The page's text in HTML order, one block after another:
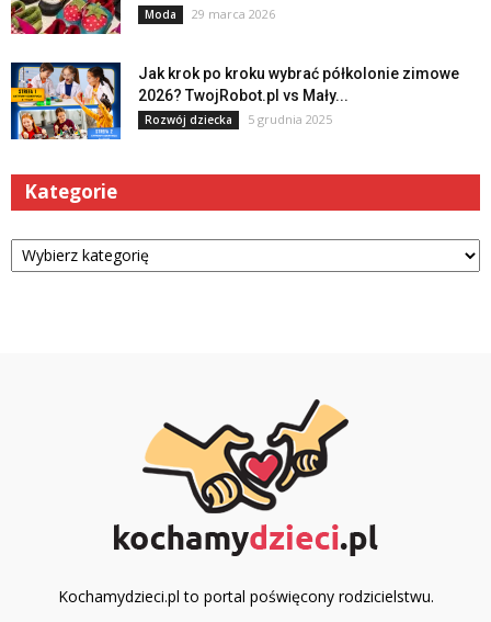
Moda 29 marca 2026
Jak krok po kroku wybrać półkolonie zimowe
2026? TwojRobot.pl vs Mały...
Rozwój dziecka 5 grudnia 2025
Kategorie
Kategorie
Kochamydzieci.pl to portal poświęcony rodzicielstwu.